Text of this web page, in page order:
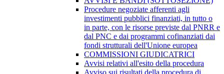
Procedure negoziate afferenti agli
investimenti pubblici finanziati, in tutto o
in parte, con le risorse previste dal PNRR e
dal PNC e dai programmi cofinanziati dai
fondi strutturali dell'Unione europea
COMMISSIONI GIUDICATRICI
Avvisi relativi all'esito della procedura
Avviso sui risultati della procedura di